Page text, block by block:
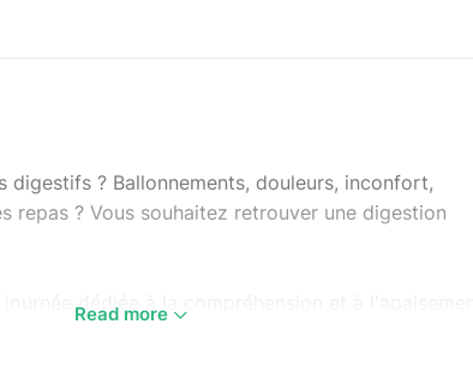
digestifs ? Ballonnements, douleurs, inconfort,
repas ? Vous souhaitez retrouver une digestion
journée dédiée à la compréhension et à l'apaisement
Read more